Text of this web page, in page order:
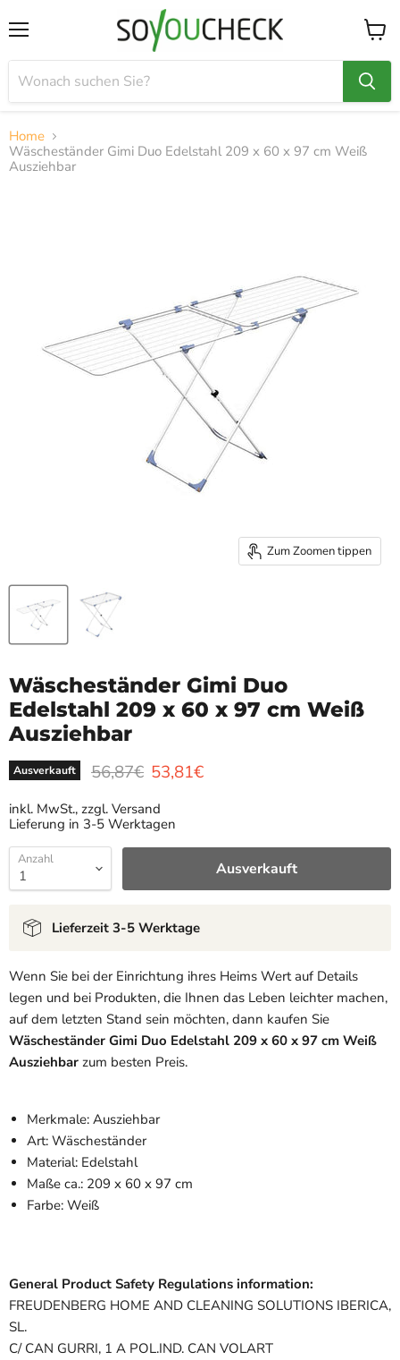
Home
Wäscheständer Gimi Duo Edelstahl 209 x 60 x 97 cm Weiß
Ausziehbar
Zum Zoomen tippen
Wäscheständer Gimi Duo
Edelstahl 209 x 60 x 97 cm Weiß
Ausziehbar
Ausverkauft Ursprünglicher Preis
56,87€ Aktueller Preis
53,81€
inkl. MwSt., zzgl. Versand
Lieferung in 3-5 Werktagen
Anzahl Ausverkauft
Lieferzeit 3-5 Werktage
Wenn Sie bei der Einrichtung ihres Heims Wert auf Details
legen und bei Produkten, die Ihnen das Leben leichter machen,
auf dem letzten Stand sein möchten, dann kaufen Sie
Wäscheständer Gimi Duo Edelstahl 209 x 60 x 97 cm Weiß
Ausziehbar zum besten Preis.
Merkmale: Ausziehbar
Art: Wäscheständer
Material: Edelstahl
Maße ca.: 209 x 60 x 97 cm
Farbe: Weiß
General Product Safety Regulations information:
FREUDENBERG HOME AND CLEANING SOLUTIONS IBERICA,
SL.
C/ CAN GURRI, 1 A POL.IND. CAN VOLART